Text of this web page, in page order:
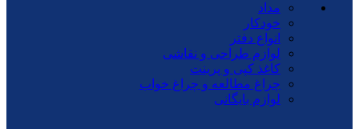
مداد
خودکار
انواع دفتر
لوازم طراحی و نقاشی
کاغذ کپی و پرینت
چراغ مطالعه و چراغ خواب
لوازم بایگانی